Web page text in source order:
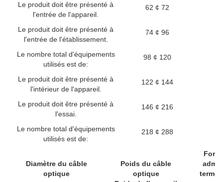
Le produit doit être présenté à
l'entrée de l'appareil.
62 ¢ 72
Le produit doit être présenté à
l'entrée de l'établissement.
74 ¢ 96
Le nombre total d'équipements
utilisés est de:
98 ¢ 120
Le produit doit être présenté à
l'intérieur de l'appareil.
122 ¢ 144
Le produit doit être présenté à
l'essai.
146 ¢ 216
Le nombre total d'équipements
utilisés est de:
218 ¢ 288
Diamètre du câble
optique
Poids du câble
optique
terme/